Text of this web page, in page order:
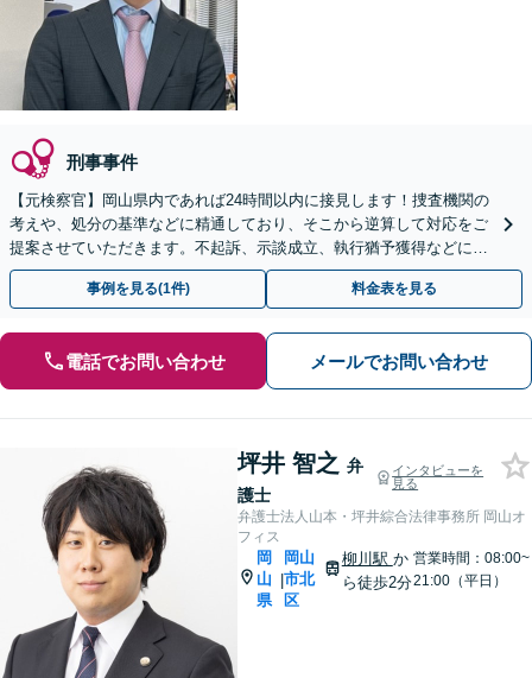
刑事事件
【元検察官】岡山県内であれば24時間以内に接見します！捜査機関の
考えや、処分の基準などに精通しており、そこから逆算して対応をご
提案させていただきます。不起訴、示談成立、執行猶予獲得などに向
け、スムーズに対応【夜間面談可｜駐車場完備】
事例を見る(1件) 料金表を見る
電話でお問い合わせ メールでお問い合わせ
坪井 智之 弁
護士
インタビューを
見る
弁護士法人山本・坪井綜合法律事務所 岡山オ
フィス
岡
山
県
|
岡山
市北
区
柳川駅 か
ら徒歩2分
営業時間：08:00~
21:00（平日）